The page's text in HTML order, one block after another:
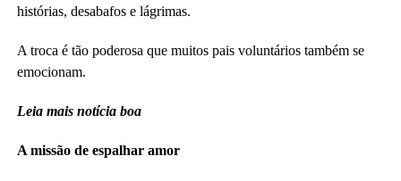
histórias, desabafos e lágrimas.
A troca é tão poderosa que muitos pais voluntários também se
emocionam.
Leia mais notícia boa
A missão de espalhar amor